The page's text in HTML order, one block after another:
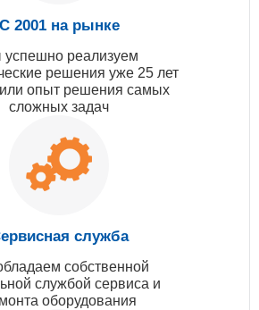
С 2001 на рынке
реализуем
решения уже 25 лет
опыт решения самых
сложных задач
служба
собственной
службой сервиса и
оборудования